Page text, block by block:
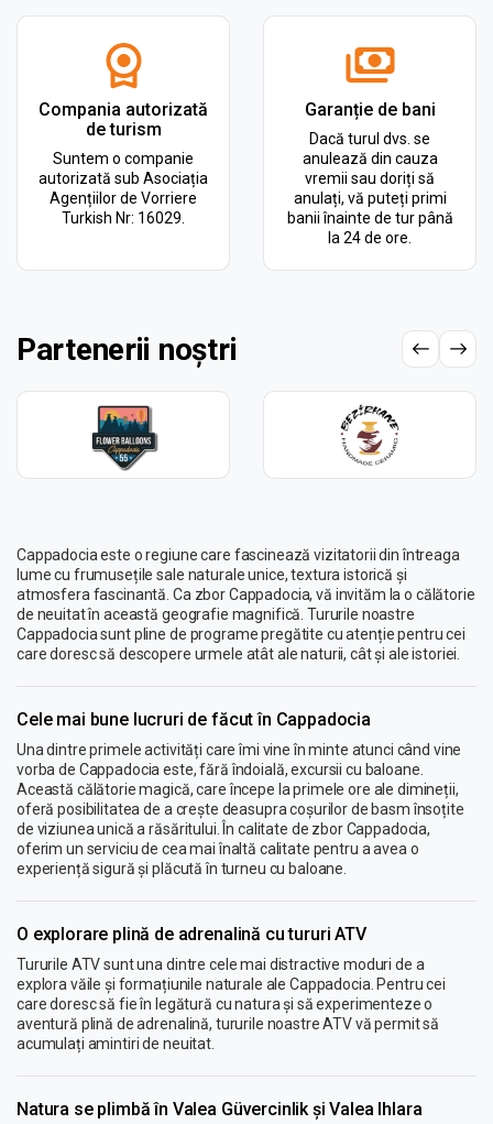
Compania autorizată
de turism
Suntem o companie
autorizată sub Asociația
Agențiilor de Vorriere
Turkish Nr: 16029.
Garanție de bani
Dacă turul dvs. se
anulează din cauza
vremii sau doriți să
anulați, vă puteți primi
banii înainte de tur până
la 24 de ore.
Partenerii noștri
Cappadocia este o regiune care fascinează vizitatorii din întreaga
lume cu frumusețile sale naturale unice, textura istorică și
atmosfera fascinantă. Ca zbor Cappadocia, vă invităm la o călătorie
de neuitat în această geografie magnifică. Tururile noastre
Cappadocia sunt pline de programe pregătite cu atenție pentru cei
care doresc să descopere urmele atât ale naturii, cât și ale istoriei.
Cele mai bune lucruri de făcut în Cappadocia
Una dintre primele activități care îmi vine în minte atunci când vine
vorba de Cappadocia este, fără îndoială, excursii cu baloane.
Această călătorie magică, care începe la primele ore ale dimineții,
oferă posibilitatea de a crește deasupra coșurilor de basm însoțite
de viziunea unică a răsăritului. În calitate de zbor Cappadocia,
oferim un serviciu de cea mai înaltă calitate pentru a avea o
experiență sigură și plăcută în turneu cu baloane.
O explorare plină de adrenalină cu tururi ATV
Tururile ATV sunt una dintre cele mai distractive moduri de a
explora văile și formațiunile naturale ale Cappadocia. Pentru cei
care doresc să fie în legătură cu natura și să experimenteze o
aventură plină de adrenalină, tururile noastre ATV vă permit să
acumulați amintiri de neuitat.
Natura se plimbă în Valea Güvercinlik și Valea Ihlara